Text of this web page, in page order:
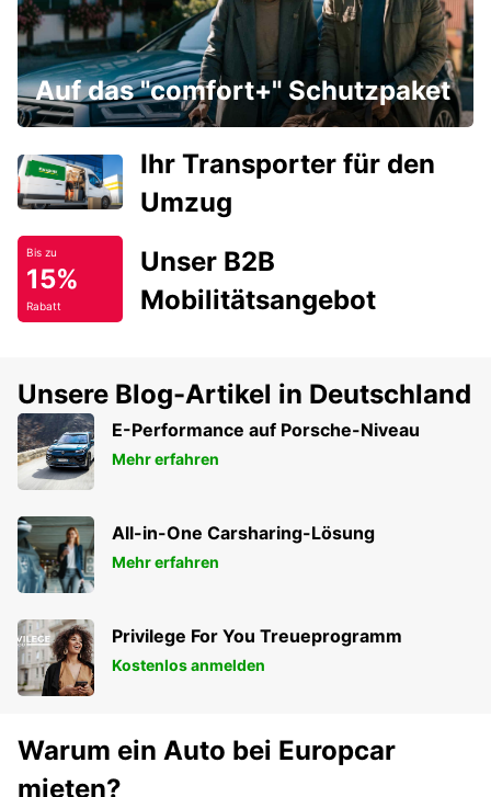
Auf das "comfort+" Schutzpaket
Ihr Transporter für den
Umzug
Bis zu
15%
Rabatt
Unser B2B
Mobilitätsangebot
Unsere Blog-Artikel in Deutschland
E-Performance auf Porsche-Niveau
Mehr erfahren
All-in-One Carsharing-Lösung
Mehr erfahren
Privilege For You Treueprogramm
Kostenlos anmelden
Warum ein Auto bei Europcar
mieten?